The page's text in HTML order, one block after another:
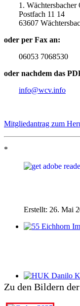
1.
Postfach 11 14
63607
oder per Fax an:
06053 7068530
oder nachdem das
Mitgliedantrag zum
*
Erstellt: 26. Mai
Zu den Bildern